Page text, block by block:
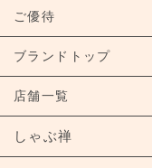
ご優待
ブランドトップ
店舗一覧
しゃぶ禅